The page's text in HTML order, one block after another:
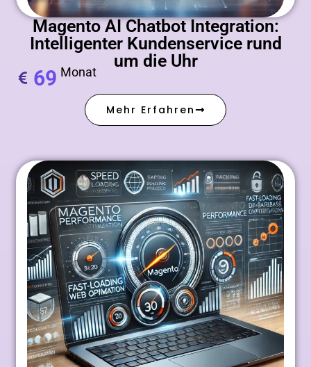
Magento AI Chatbot Integration:
Intelligenter Kundenservice rund
um die Uhr
69 Monat
Mehr Erfahren